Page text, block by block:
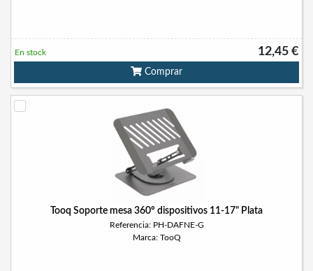
12,45 €
En stock
Comprar
Tooq Soporte mesa 360º dispositivos 11-17" Plata
Referencia: PH-DAFNE-G
Marca: TooQ